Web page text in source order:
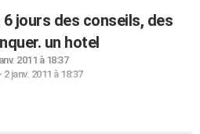
jours des conseils, des
un hotel
2011 à 18:37
2 janv. 2011 à 18:37